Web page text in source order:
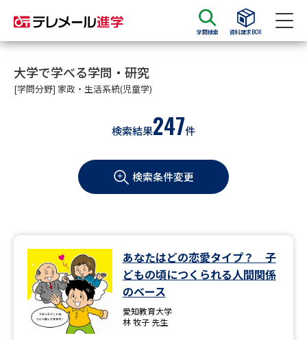
学問検索 資料請求BOX
資料請求
大学・短大の資料種類から請求
学部・学科パンフ
総合型選抜・学校推薦型選抜 募
大学入学共通テスト利用選抜の
大学・短大以外の資料から請求
専門学校の資料請求 大学院の資料請求
大学で学べる学問・研究
[学問分野] 家政・生活系統(児童学)
検索結果247件
検索条件変更
あなたはどの恋愛タイプ？ 子
どもの頃につくられる人間関係
のベース
愛知教育大学
林 牧子 先生